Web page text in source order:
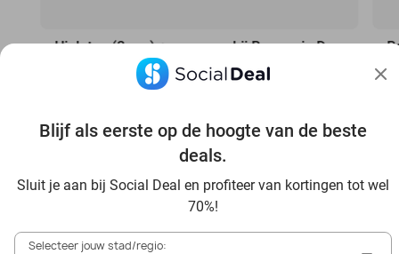
Blijf als eerste op de hoogte van de beste
deals.
Sluit je aan bij Social Deal en profiteer van kortingen tot wel
70%!
Selecteer jouw stad/regio:
High tea (2 uur) + prosecco bij Brasserie De